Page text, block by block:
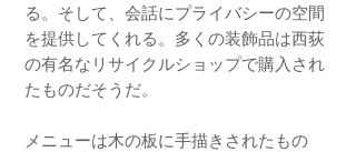
る。そして、会話にプライバシーの空間
を提供してくれる。多くの装飾品は西荻
の有名なリサイクルショップで購入され
たものだそうだ。
メニューは木の板に手描きされたもの